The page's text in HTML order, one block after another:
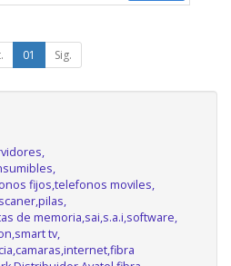
01 Sig.
fijos,telefonos moviles,
de memoria,sai,s.a.i,software,
tv,